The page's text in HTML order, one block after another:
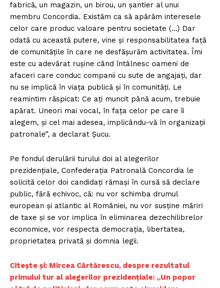
fabrică, un magazin, un birou, un șantier al unui
membru Concordia. Existăm ca să apărăm interesele
celor care produc valoare pentru societate (…) Dar
odată cu această putere, vine și responsabilitatea față
de comunitățile în care ne desfășurăm activitatea. Îmi
este cu adevărat rușine când întâlnesc oameni de
afaceri care conduc companii cu sute de angajați, dar
nu se implică în viața publică și în comunități. Le
reamintim răspicat: Ce ați muncit până acum, trebuie
apărat. Uneori mai vocal, în fața celor pe care îi
alegem, și cel mai adesea, implicându-vă în organizații
patronale”, a declarat Șucu.
Pe fondul derulării turului doi al alegerilor
prezidențiale, Confederația Patronală Concordia le
solicită celor doi candidați rămași în cursă să declare
public, fără echivoc, că: nu vor schimba drumul
european și atlantic al României, nu vor susține măriri
de taxe și se vor implica în eliminarea dezechilibrelor
economice, vor respecta democrația, libertatea,
proprietatea privată și domnia legii.
Citește și: Mircea Cărtărescu, despre rezultatul
primului tur al alegerilor prezidențiale: „Un popor